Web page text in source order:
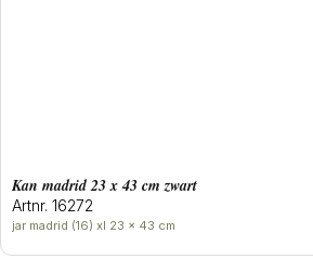
Kan madrid 23 x 43 cm zwart
Artnr. 16272
jar madrid (16) xl 23 x 43 cm